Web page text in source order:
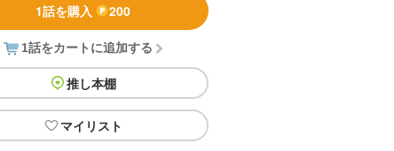
1話を購入 200
1話をカートに追加する
推し本棚
マイリスト